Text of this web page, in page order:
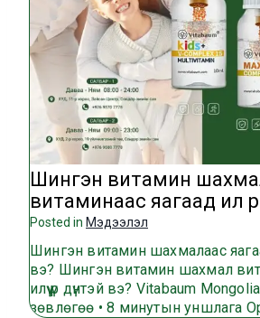
Шингэн витамин
витаминаас яагаад илүү
Posted in Мэдээлэл
Шингэн витамин шахмалаас яагаад
вэ? Шингэн витамин шахмал
илүү үр дүнтэй вэ? Vitabaum
зөвлөгөө • 8 минутын уншлага